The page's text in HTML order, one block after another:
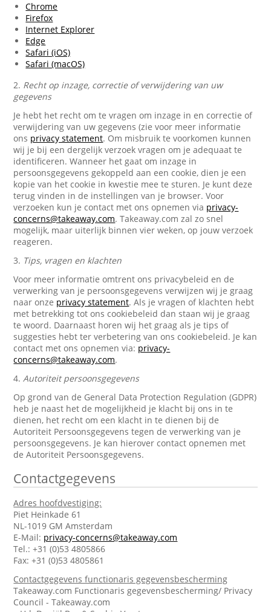
Chrome
Firefox
Internet Explorer
Edge
Safari (iOS)
Safari (macOS)
2. Recht op inzage, correctie of verwijdering van uw
gegevens
Je hebt het recht om te vragen om inzage in en correctie of
verwijdering van uw gegevens (zie voor meer informatie
ons privacy statement. Om misbruik te voorkomen kunnen
wij je bij een dergelijk verzoek vragen om je adequaat te
identificeren. Wanneer het gaat om inzage in
persoonsgegevens gekoppeld aan een cookie, dien je een
kopie van het cookie in kwestie mee te sturen. Je kunt deze
terug vinden in de instellingen van je browser. Voor
verzoeken kun je contact met ons opnemen via privacy-
concerns@takeaway.com. Takeaway.com zal zo snel
mogelijk, maar uiterlijk binnen vier weken, op jouw verzoek
reageren.
3. Tips, vragen en klachten
Voor meer informatie omtrent ons privacybeleid en de
verwerking van je persoonsgegevens verwijzen wij je graag
naar onze privacy statement. Als je vragen of klachten hebt
met betrekking tot ons cookiebeleid dan staan wij je graag
te woord. Daarnaast horen wij het graag als je tips of
suggesties hebt ter verbetering van ons cookiebeleid. Je kan
contact met ons opnemen via: privacy-
concerns@takeaway.com.
4.Autoriteit persoonsgegevens
Op grond van de General Data Protection Regulation (GDPR)
heb je naast het de mogelijkheid je klacht bij ons in te
dienen, het recht om een klacht in te dienen bij de
Autoriteit Persoonsgegevens tegen de verwerking van je
persoonsgegevens. Je kan hierover contact opnemen met
de Autoriteit Persoonsgegevens.
Contactgegevens
Adres hoofdvestiging:
Piet Heinkade 61
NL-1019 GM Amsterdam
E-Mail: privacy-concerns@takeaway.com
Tel.: +31 (0)53 4805866
Fax: +31 (0)53 4805861
Contactgegevens functionaris gegevensbescherming
Takeaway.com Functionaris gegevensbescherming/ Privacy
Council - Takeaway.com